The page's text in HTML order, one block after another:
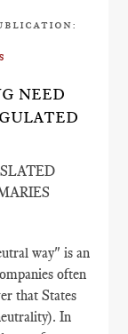
NEED
way" is an
often
that States
In